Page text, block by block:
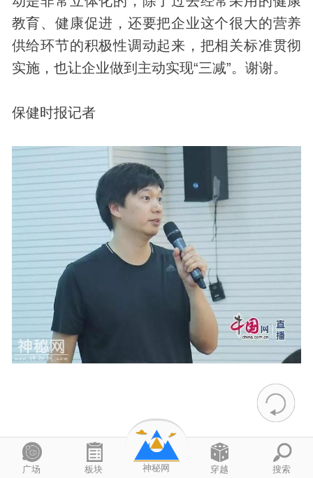
教育、健康促进，还要把企业这个很大的营养
供给环节的积极性调动起来，把相关标准贯彻
实施，也让企业做到主动实现“三减”。谢谢。
保健时报记者
目前我国突出的营养问题是什么？谢谢。
广场 板块 神秘网 穿越 搜索